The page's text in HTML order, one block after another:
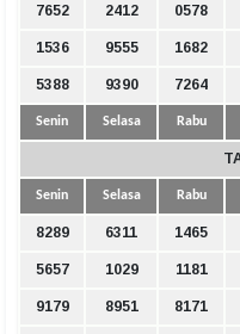
7652 2412 0578
1536 9555 1682
5388 9390 7264
Senin Selasa Rabu
Senin Selasa Rabu
8289 6311 1465
5657 1029 1181
9179 8951 8171